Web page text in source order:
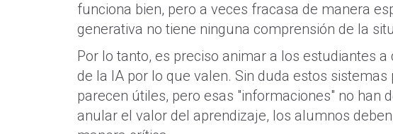
funciona bien, pero a veces fracasa de manera
generativa no tiene ninguna comprensión de la
Por lo tanto, es preciso animar a los estudiantes
de la IA por lo que valen. Sin duda estos
parecen útiles, pero esas "informaciones" no han
anular el valor del aprendizaje, los alumnos